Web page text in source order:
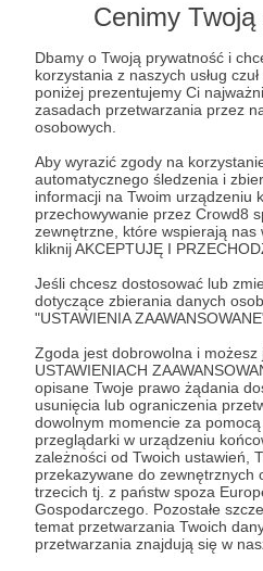
Cenimy
Dbamy o Twoją prywatność i
korzystania z naszych usług
poniżej prezentujemy Ci
zasadach przetwarzania przez
osobowych.
Aby wyrazić zgody na
automatycznego śledzenia i
informacji na Twoim urządzeniu
przechowywanie przez Crowd8
zewnętrzne, które wspierają nas
kliknij AKCEPTUJĘ I
Jeśli chcesz dostosować lub
dotyczące zbierania danych
"USTAWIENIA
Zgoda jest dobrowolna i możesz
USTAWIENIACH
opisane Twoje prawo żądania
usunięcia lub ograniczenia
dowolnym momencie za
przeglądarki w urządzeniu
zależności od Twoich ustawień,
przekazywane do zewnętrznych
trzecich tj. z państw spoza
Gospodarczego. Pozostałe
temat przetwarzania Twoich
przetwarzania znajdują się w
Szanowni Patroni, w
publicznie fragment rozdziału
częścią "Alfabetu...". Premiera
dla Was niespodziankę - cały
Wam do gustu.
"Zabić Ukrainę! Alfabet rosyjskiej
agenci wpływu
Dołącz do
Wesprzyj działalność
Zostań